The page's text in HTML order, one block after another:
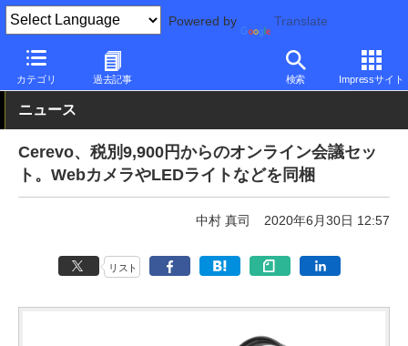
Powered by Translate
カテゴリ 過去記事 検索 Impressサイト
PC Watch 半導体/周辺機器 Webカメラ
ニュース
Cerevo、税別9,900円からのオンライン会議セッ
ト。WebカメラやLEDライトなどを同梱
中村 真司 2020年6月30日 12:57
リスト